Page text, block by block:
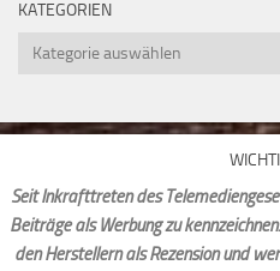
KATEGORIEN
Kategorien
Seit Inkrafttreten des
Beiträge als Werbung zu
den Herstellern als Rezension und